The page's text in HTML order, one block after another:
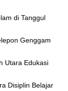
di Tanggul
Genggam
Utara Edukasi
Disiplin Belajar